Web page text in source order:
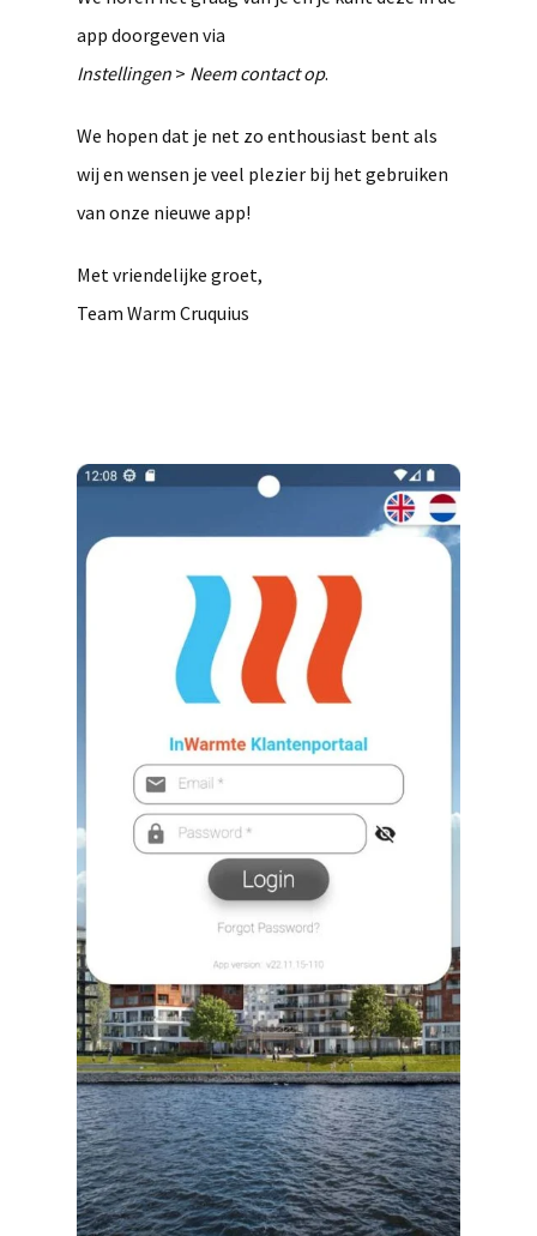
app doorgeven via
Instellingen > Neem contact op.
We hopen dat je net zo enthousiast bent als
wij en wensen je veel plezier bij het gebruiken
van onze nieuwe app!
Met vriendelijke groet,
Team Warm Cruquius